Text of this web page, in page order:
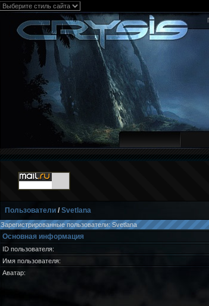
Пользователи/Svetlana
Зарегистрированные пользователи: Svetlana
Основная информация
ID пользователя:
Имя пользователя:
Аватар: